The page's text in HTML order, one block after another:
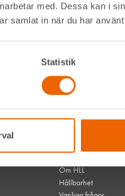
med. Dessa kan i
samlat in när du har
Statistik
Navigation
Våra maskiner
Om HLL
Hållbarhet